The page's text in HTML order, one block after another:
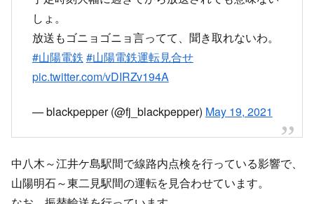
しょ。
放送もゴニョゴニョ言ってて、聞き取れないわ。
#山陽電鉄
#山陽電鉄運転見合せ
pic.twitter.com/vDIRZv194A
— blackpepper (@fj_blackpepper) May 19, 2021
中八木～江井ケ島駅間で線路内点検を行っている影響で、
山陽明石～東二見駅間の運転を見合わせています。
なお、振替輸送を行っています